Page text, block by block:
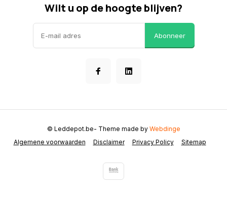
Wilt u op de hoogte blijven?
Abonneer
Algemene voorwaarden Disclaimer Privacy Policy Sitemap
© Leddepot.be- Theme made by Webdinge